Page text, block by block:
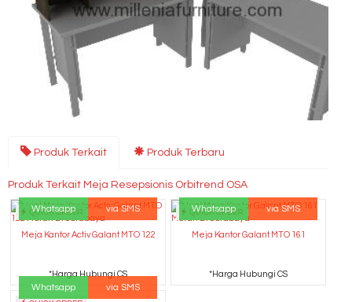
Produk Terkait Produk Terbaru
Produk Terkait Meja Resepsionis Orbitrend OSA
QUICK ORDER
Whatsapp via SMS
Meja Kantor Activ Galant MTO 122
*Harga Hubungi CS
QUICK ORDER
Whatsapp via SMS
Meja Kantor Galant MTO 161
*Harga Hubungi CS
Whatsapp via SMS